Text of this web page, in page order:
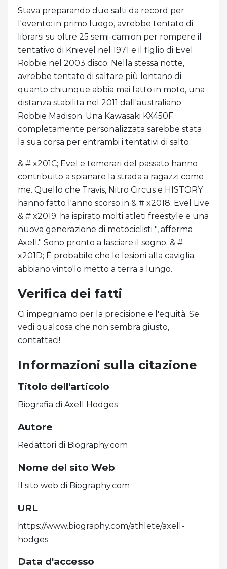
Stava preparando due salti da record per
l'evento: in primo luogo, avrebbe tentato di
librarsi su oltre 25 semi-camion per rompere il
tentativo di Knievel nel 1971 e il figlio di Evel
Robbie nel 2003 disco. Nella stessa notte,
avrebbe tentato di saltare più lontano di
quanto chiunque abbia mai fatto in moto, una
distanza stabilita nel 2011 dall'australiano
Robbie Madison. Una Kawasaki KX450F
completamente personalizzata sarebbe stata
la sua corsa per entrambi i tentativi di salto.
& # x201C; Evel e temerari del passato hanno
contribuito a spianare la strada a ragazzi come
me. Quello che Travis, Nitro Circus e HISTORY
hanno fatto l'anno scorso in & # x2018; Evel Live
& # x2019; ha ispirato molti atleti freestyle e una
nuova generazione di motociclisti ", afferma
Axell." Sono pronto a lasciare il segno. & #
x201D; È probabile che le lesioni alla caviglia
abbiano vinto'lo metto a terra a lungo.
Verifica dei fatti
Ci impegniamo per la precisione e l'equità. Se
vedi qualcosa che non sembra giusto,
contattaci!
Informazioni sulla citazione
Titolo dell'articolo
Biografia di Axell Hodges
Autore
Redattori di Biography.com
Nome del sito Web
Il sito web di Biography.com
URL
https://www.biography.com/athlete/axell-
hodges
Data d'accesso